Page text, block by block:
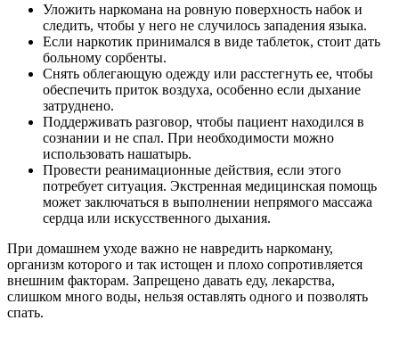
Уложить наркомана на ровную поверхность набок и
следить, чтобы у него не случилось западения языка.
Если наркотик принимался в виде таблеток, стоит дать
больному сорбенты.
Снять облегающую одежду или расстегнуть ее, чтобы
обеспечить приток воздуха, особенно если дыхание
затруднено.
Поддерживать разговор, чтобы пациент находился в
сознании и не спал. При необходимости можно
использовать нашатырь.
Провести реанимационные действия, если этого
потребует ситуация. Экстренная медицинская помощь
может заключаться в выполнении непрямого массажа
сердца или искусственного дыхания.
При домашнем уходе важно не навредить наркоману,
организм которого и так истощен и плохо сопротивляется
внешним факторам. Запрещено давать еду, лекарства,
слишком много воды, нельзя оставлять одного и позволять
спать.